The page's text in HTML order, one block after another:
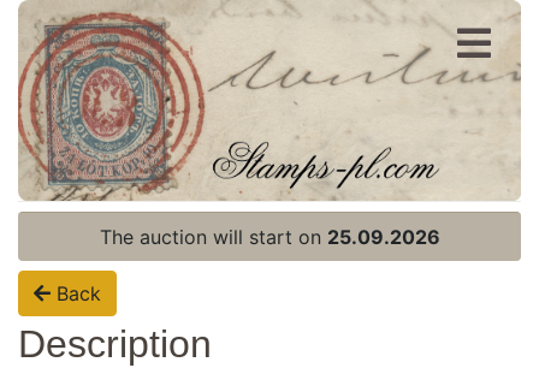
Register
Login
The auction will start on 25.09.2026
Back
Description